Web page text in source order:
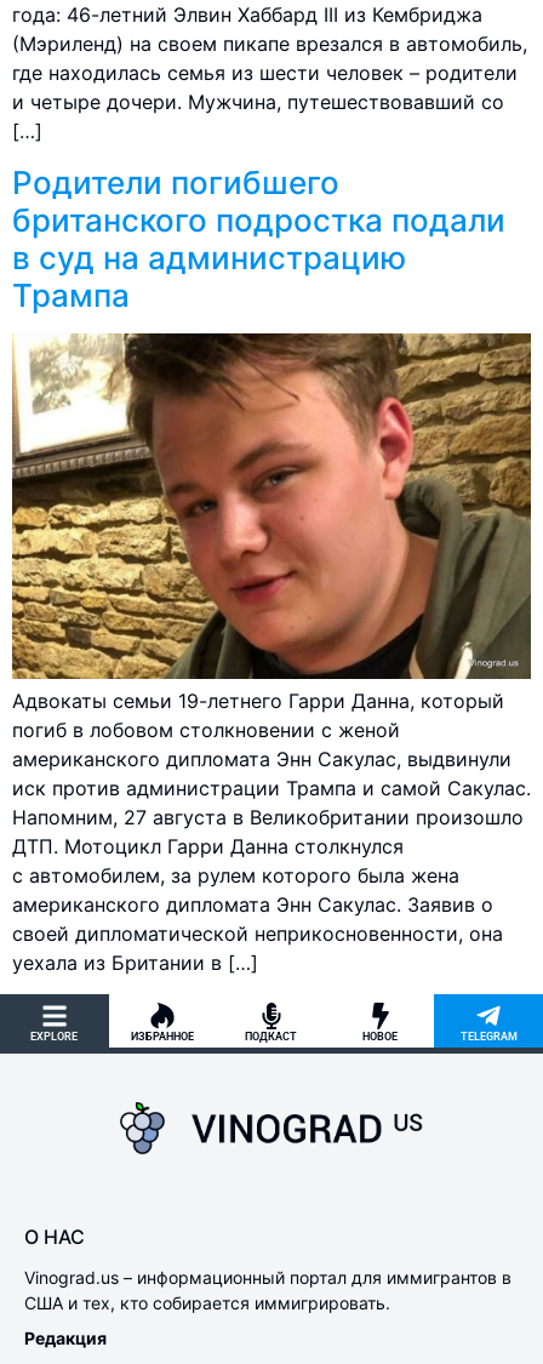
года: 46-летний Элвин Хаббард III из Кембриджа
(Мэриленд) на своем пикапе врезался в автомобиль,
где находилась семья из шести человек – родители
и четыре дочери. Мужчина, путешествовавший со
[…]
Родители погибшего
британского подростка подали
в суд на администрацию
Трампа
Адвокаты семьи 19-летнего Гарри Данна, который
погиб в лобовом столкновении с женой
американского дипломата Энн Сакулас, выдвинули
иск против администрации Трампа и самой Сакулас.
Напомним, 27 августа в Великобритании произошло
ДТП. Мотоцикл Гарри Данна столкнулся
с автомобилем, за рулем которого была жена
американского дипломата Энн Сакулас. Заявив о
своей дипломатической неприкосновенности, она
уехала из Британии в […]
EXPLORE ИЗБРАННОЕ ПОДКАСТ НОВОЕ TELEGRAM
О НАС
Vinograd.us – информационный портал для иммигрантов в
США и тех, кто собирается иммигрировать.
Редакция